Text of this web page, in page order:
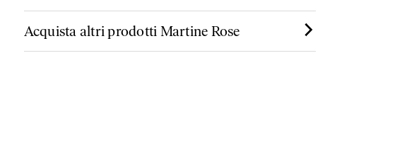
Acquista altri prodotti Martine Rose